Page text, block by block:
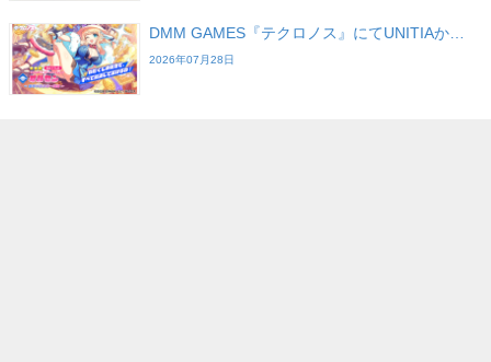
DMM GAMES『テクロノス』にてUNITIAか…
2026年07月28日